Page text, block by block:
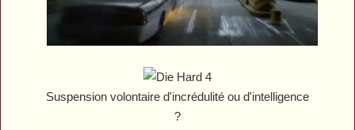
Suspension volontaire d'incrédulité ou d'intelligence
?